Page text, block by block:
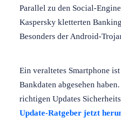
Parallel zu den Social-
Kaspersky kletterten
Besonders der Android-
Ein veraltetes Smartphone
Bankdaten abgesehen
richtigen Updates
Update-Ratgeber jetzt